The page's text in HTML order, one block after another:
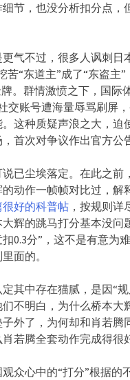
节，也没分析扣分点，
气不过，很多人讽刺日
苦“东道主”成了“东盗主”
。群情激愤之下，国际
交账号遭海量辱骂刷屏
这种质疑声浪之大，迫
首次对争议作出官方公
说已尘埃落定。在此之前
动作一帧帧对比过，解
好的科普帖 ，按规则详
辉的跳马打分基本没问
0.3分”，这不是有意为
面的。
其中存在猫腻，是因“
不明白，为什么桥本大
外了，为何却和肖若腾
若腾全套动作完成得很
众心中的“打分”根据的